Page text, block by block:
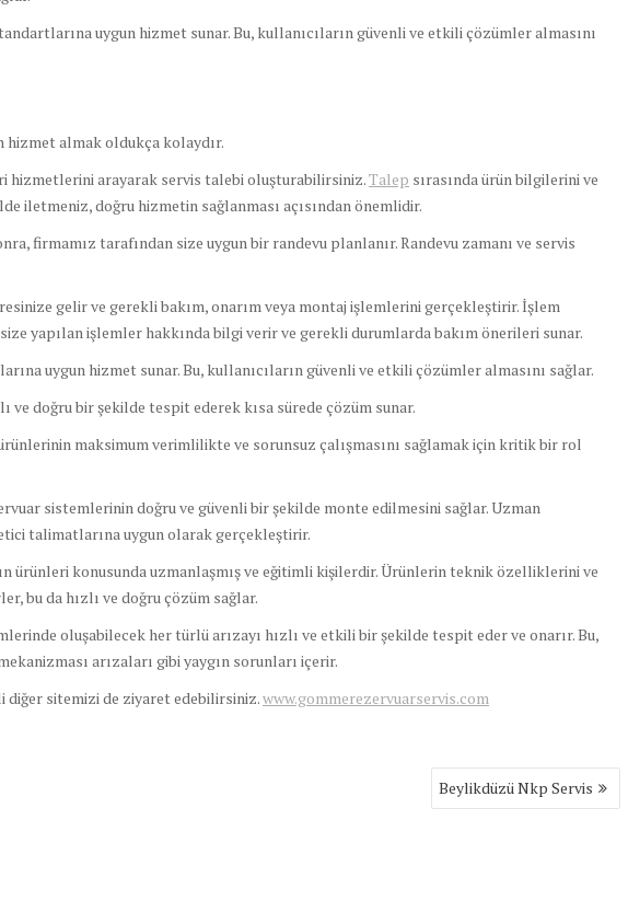
uygun hizmet sunar. Bu, kullanıcıların güvenli ve etkili çözümler almasını
hizmet almak oldukça kolaydır.
hizmetlerini arayarak servis talebi oluşturabilirsiniz.Talep sırasında ürün bilgilerini ve
iletmeniz, doğru hizmetin sağlanması açısından önemlidir.
firmamız tarafından size uygun bir randevu planlanır. Randevu zamanı ve servis
gelir ve gerekli bakım, onarım veya montaj işlemlerini gerçekleştirir. İşlem
yapılan işlemler hakkında bilgi verir ve gerekli durumlarda bakım önerileri sunar.
uygun hizmet sunar. Bu, kullanıcıların güvenli ve etkili çözümler almasını sağlar.
ve doğru bir şekilde tespit ederek kısa sürede çözüm sunar.
maksimum verimlilikte ve sorunsuz çalışmasını sağlamak için kritik bir rol
sistemlerinin doğru ve güvenli bir şekilde monte edilmesini sağlar. Uzman
talimatlarına uygun olarak gerçekleştirir.
ürünleri konusunda uzmanlaşmış ve eğitimli kişilerdir. Ürünlerin teknik özelliklerini ve
bu da hızlı ve doğru çözüm sağlar.
oluşabilecek her türlü arızayı hızlı ve etkili bir şekilde tespit eder ve onarır. Bu,
arızaları gibi yaygın sorunları içerir.
diğer sitemizi de ziyaret edebilirsiniz.www.gommerezervuarservis.com
Beylikdüzü Nkp Servis